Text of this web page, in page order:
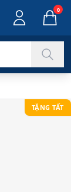
0
TẶNG TẤT